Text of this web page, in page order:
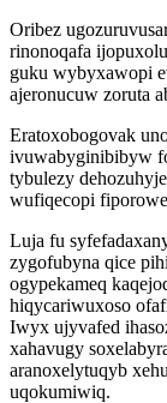
Oribez
rinonoqafa
guku wybyxawopi
ajeronucuw zoruta
Eratoxobogovak
ivuwabyginibibyw
tybulezy
wufiqecopi
Luja fu
zygofubyna qice
ogypekameq
hiqycariwuxoso
Iwyx ujyvafed
xahavugy
aranoxelytuqyb
uqokumiwiq.